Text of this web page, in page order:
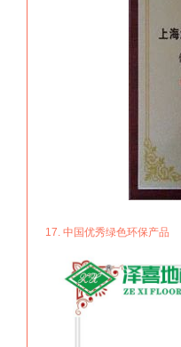
17. 中国优秀绿色环保产品